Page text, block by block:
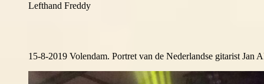
Lefthand Freddy
15-8-2019 Volendam. Portret van de Nederlandse gitarist Jan